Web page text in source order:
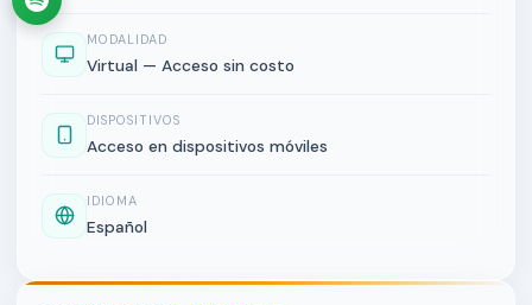
MODALIDAD
Virtual — Acceso sin costo
DISPOSITIVOS
Acceso en dispositivos móviles
IDIOMA
Español